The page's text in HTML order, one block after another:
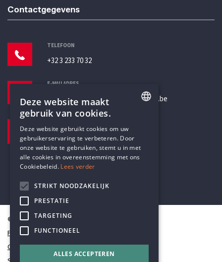
Contactgegevens
TELEFOON
+32 3 233 70 32
E-MAILADRES
secretariaat@humanistischverbond.be
Pottenbrug 4
Antwerpen, 2000
© Humanistisch Verbond 2026
Privacy
Cookiestatement
DUTCH
Deze website maakt
gebruik van cookies.
Deze website gebruikt cookies om uw
gebruikerservaring te verbeteren. Door
onze website te gebruiken, stemt u in met
alle cookies in overeenstemming met ons
Cookiebeleid. Lees verder
STRIKT NOODZAKELIJK
PRESTATIE
TARGETING
FUNCTIONEEL
ALLES ACCEPTEREN